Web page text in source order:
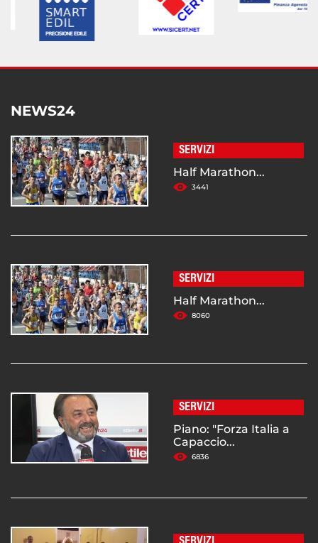
NEWS24
SERVIZI
Half Marathon...
3441
SERVIZI
Half Marathon...
8060
SERVIZI
Piano: "Forza Italia a
Capaccio...
6836